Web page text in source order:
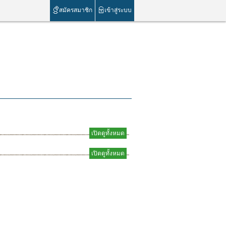
สมัครสมาชิก เข้าสู่ระบบ
เปิดดูทั้งหมด
เปิดดูทั้งหมด